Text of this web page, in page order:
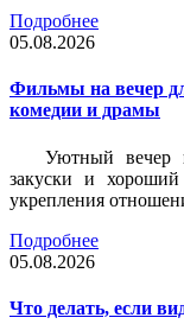
Подробнее
05.08.2026
Фильмы на вечер
комедии и драмы
Уютный вечер
закуски и
укрепления
Подробнее
05.08.2026
Что делать, если